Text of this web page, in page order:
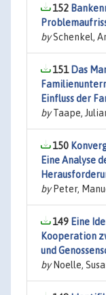
152
bySchenkel,
151 Das
Einfluss der
byTaape,
150
Eine Analyse
byPeter,
149 Eine
Kooperation
und
byNoelle,